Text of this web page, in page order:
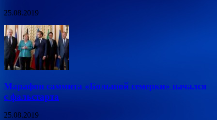
25.08.2019
Марафон саммита «Большой семерки» начался
с фальстарта
25.08.2019